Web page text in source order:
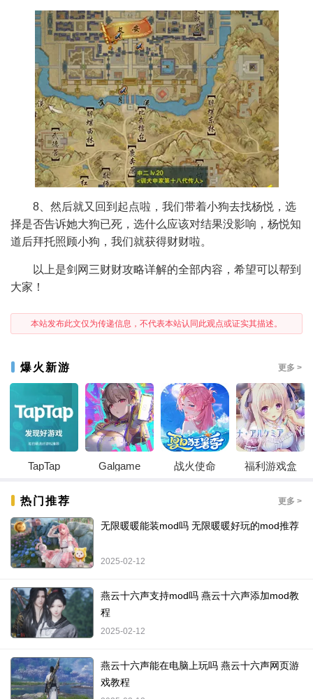
8、然后就又回到起点啦，我们带着小狗去找杨悦，选
择是否告诉她大狗已死，选什么应该对结果没影响，杨悦知
道后拜托照顾小狗，我们就获得财财啦。
以上是剑网三财财攻略详解的全部内容，希望可以帮到
大家！
本站发布此文仅为传递信息，不代表本站认同此观点或证实其描述。
爆火新游 更多 >
TapTap Galgame 战火使命 福利游戏盒
热门推荐 更多 >
无限暖暖能装mod吗 无限暖暖好玩的mod推荐
2025-02-12
燕云十六声支持mod吗 燕云十六声添加mod教
程
2025-02-12
燕云十六声能在电脑上玩吗 燕云十六声网页游
戏教程